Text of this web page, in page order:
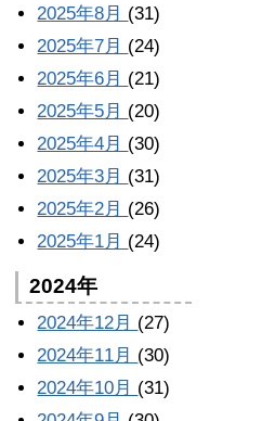
2025年8月 (31)
2025年7月 (24)
2025年6月 (21)
2025年5月 (20)
2025年4月 (30)
2025年3月 (31)
2025年2月 (26)
2025年1月 (24)
2024年
2024年12月 (27)
2024年11月 (30)
2024年10月 (31)